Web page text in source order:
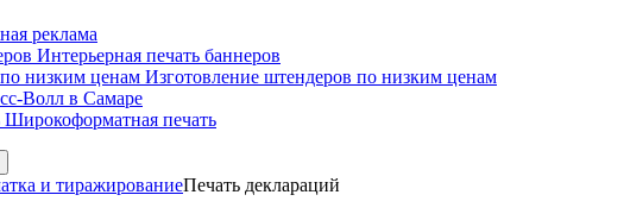
реклама
Интерьерная печать баннеров
Изготовление штендеров по низким ценам
Волл в Самаре
Широкоформатная печать
и тиражированиеПечать деклараций